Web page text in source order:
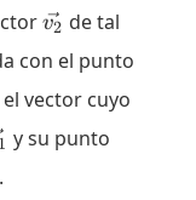
\vec{v_2}
v2 de tal
con el punto
el vector cuyo
1 y su punto
.